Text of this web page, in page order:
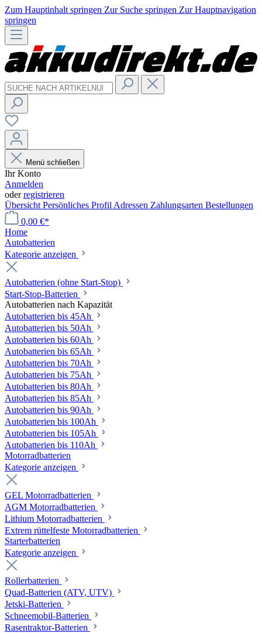
Zum Hauptinhalt springen Zur Suche springen Zur Hauptnavigation
springen
Menü schließen
Ihr Konto
Anmelden
oderregistrieren
Übersicht Persönliches Profil Adressen Zahlungsarten Bestellungen
0,00 €*
Home
Autobatterien
Kategorie anzeigen
Autobatterien (ohne Start-Stop)
Start-Stop-Batterien
Autobatterien nach Kapazität
Autobatterien bis 45Ah
Autobatterien bis 50Ah
Autobatterien bis 60Ah
Autobatterien bis 65Ah
Autobatterien bis 70Ah
Autobatterien bis 75Ah
Autobatterien bis 80Ah
Autobatterien bis 85Ah
Autobatterien bis 90Ah
Autobatterien bis 100Ah
Autobatterien bis 105Ah
Autobatterien bis 110Ah
Motorradbatterien
Kategorie anzeigen
GEL Motorradbatterien
AGM Motorradbatterien
Lithium Motorradbatterien
Extrem rüttelfeste Motorradbatterien
Starterbatterien
Kategorie anzeigen
Rollerbatterien
Quad-Batterien (ATV, UTV)
Jetski-Batterien
Schneemobil-Batterien
Rasentraktor-Batterien